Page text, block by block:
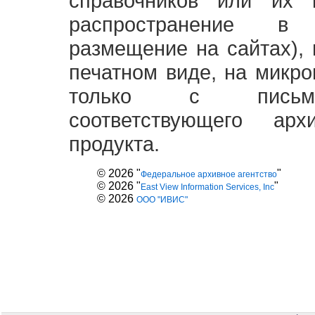
распространение
размещение на
печатном виде, на
только с
соответствующего
продукта.
© 2026 "Федеральное архивное агентство"
© 2026 " East View Information Services, Inc"
© 2026 ООО "ИВИС"